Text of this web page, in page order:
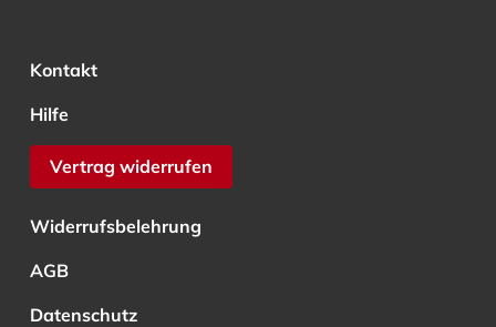
Kontakt
Hilfe
Vertrag widerrufen
Widerrufsbelehrung
AGB
Datenschutz